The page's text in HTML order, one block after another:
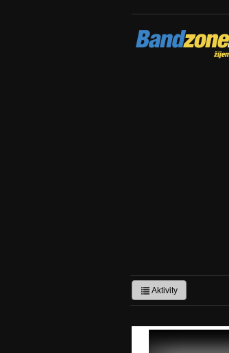
Bandzone.cz
žijeme hudbou
Aktivity